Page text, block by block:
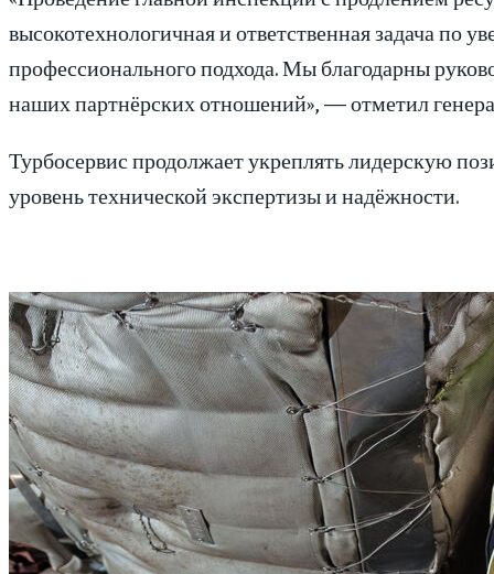
высокотехнологичная и ответственная задача по
профессионального подхода. Мы благодарны
наших партнёрских отношений», — отметил
Турбосервис продолжает укреплять лидерскую
уровень технической экспертизы и надёжности.